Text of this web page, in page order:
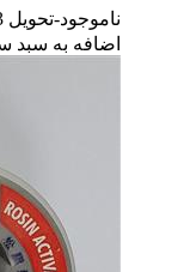
ناموجود-تحویل 3 روزه
اضافه به